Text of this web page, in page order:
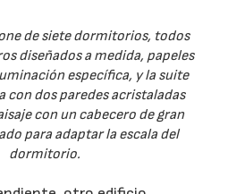
de siete dormitorios, todos
diseñados a medida, papeles
específica, y la suite
con dos paredes acristaladas
con un cabecero de gran
para adaptar la escala del
dormitorio.